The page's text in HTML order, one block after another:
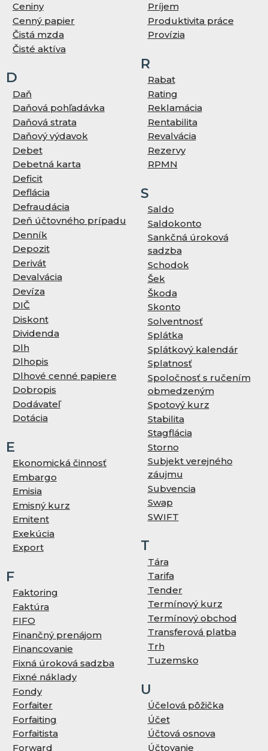
Ceniny
Cenný papier
Čistá mzda
Čisté aktíva
D
Daň
Daňová pohľadávka
Daňová strata
Daňový výdavok
Debet
Debetná karta
Deficit
Deflácia
Defraudácia
Deň účtovného prípadu
Denník
Depozit
Derivát
Devalvácia
Devíza
DIČ
Diskont
Dividenda
Dlh
Dlhopis
Dlhové cenné papiere
Dobropis
Dodávateľ
Dotácia
E
Ekonomická činnosť
Embargo
Emisia
Emisný kurz
Emitent
Exekúcia
Export
F
Faktoring
Faktúra
FIFO
Finančný prenájom
Financovanie
Fixná úroková sadzba
Fixné náklady
Fondy
Forfaiter
Forfaiting
Forfaitista
Forward
Príjem
Produktivita práce
Provízia
R
Rabat
Rating
Reklamácia
Rentabilita
Revalvácia
Rezervy
RPMN
S
Saldo
Saldokonto
Sankčná úroková
sadzba
Schodok
Šek
Škoda
Skonto
Solventnosť
Splátka
Splátkový kalendár
Splatnosť
Spoločnosť s ručením
obmedzeným
Spotový kurz
Stabilita
Stagflácia
Storno
Subjekt verejného
záujmu
Subvencia
Swap
SWIFT
T
Tára
Tarifa
Tender
Termínový kurz
Termínový obchod
Transferová platba
Trh
Tuzemsko
U
Účelová pôžička
Účet
Účtová osnova
Účtovanie